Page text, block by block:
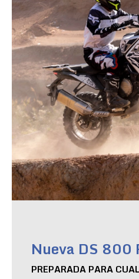
Nueva DS 800
PREPARADA PARA